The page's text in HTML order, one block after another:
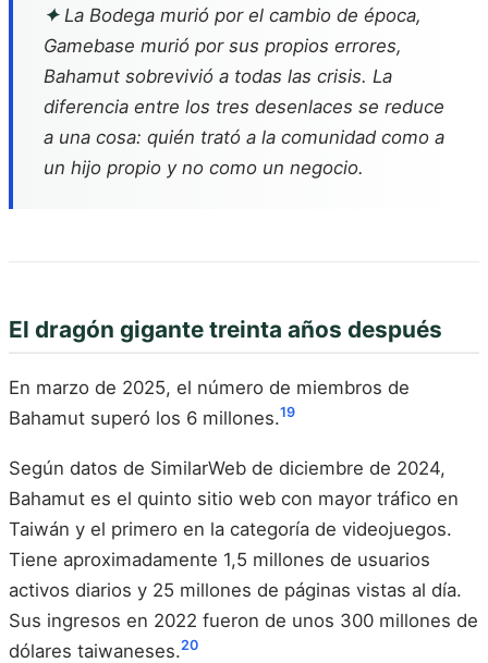
✦La Bodega murió por el cambio de época,
Gamebase murió por sus propios errores,
Bahamut sobrevivió a todas las crisis. La
diferencia entre los tres desenlaces se reduce
a una cosa: quién trató a la comunidad como a
un hijo propio y no como un negocio.
El dragón gigante treinta años después
En marzo de 2025, el número de miembros de
Bahamut superó los 6 millones.19
Según datos de SimilarWeb de diciembre de 2024,
Bahamut es el quinto sitio web con mayor tráfico en
Taiwán y el primero en la categoría de videojuegos.
Tiene aproximadamente 1,5 millones de usuarios
activos diarios y 25 millones de páginas vistas al día.
Sus ingresos en 2022 fueron de unos 300 millones de
dólares taiwaneses.20